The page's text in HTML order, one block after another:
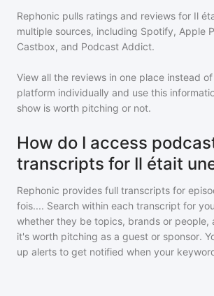
Rephonic pulls ratings and reviews for Il
multiple sources, including Spotify, Apple
Castbox, and Podcast Addict.
View all the reviews in one place instead
platform individually and use this
show is worth pitching or not.
How do I access
transcripts for Il était
Rephonic provides full transcripts for
fois.... Search within each transcript for
whether they be topics, brands or people,
it's worth pitching as a guest or sponsor.
up alerts to get notified when your